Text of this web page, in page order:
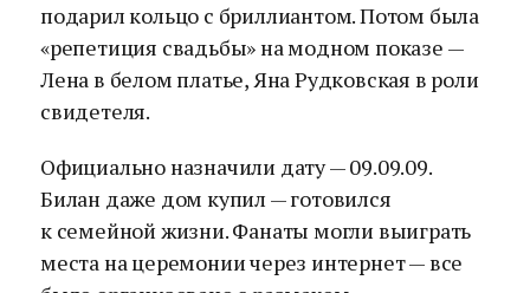
подарил кольцо с бриллиантом. Потом была
«репетиция свадьбы» на модном показе —
Лена в белом платье, Яна Рудковская в роли
свидетеля.
Официально назначили дату — 09.09.09.
Билан даже дом купил — готовился
к семейной жизни. Фанаты могли выиграть
места на церемонии через интернет — все